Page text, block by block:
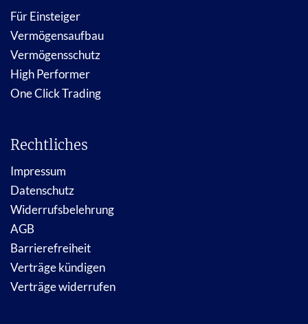
Für Einsteiger
Vermögensaufbau
Vermögensschutz
High Performer
One Click Trading
Rechtliches
Impressum
Datenschutz
Widerrufsbelehrung
AGB
Barrierefreiheit
Verträge kündigen
Verträge widerrufen